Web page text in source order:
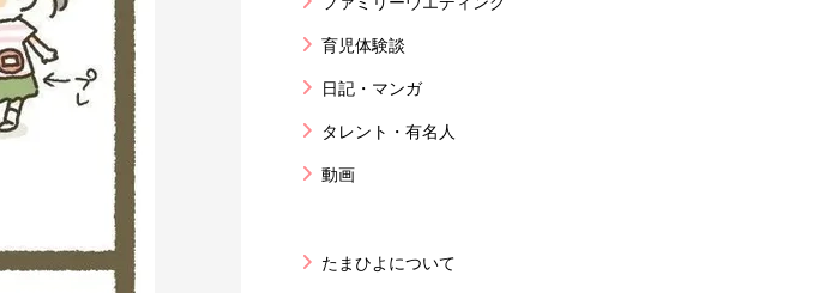
育児体験談
日記・マンガ
タレント・有名人
動画
たまひよについて